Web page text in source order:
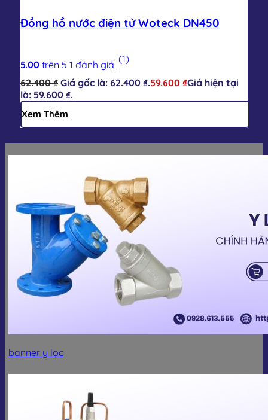
Đồng hồ nước điện tử Woteck DN450
5.00 trên 5 1 đánh giá (1)
62.400₫ Giá gốc là: 62.400 ₫.59.600 ₫Giá hiện tại
là: 59.600 ₫.
Xem Thêm
banner y lọc